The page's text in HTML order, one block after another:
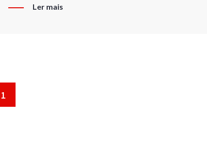
Ler mais
1